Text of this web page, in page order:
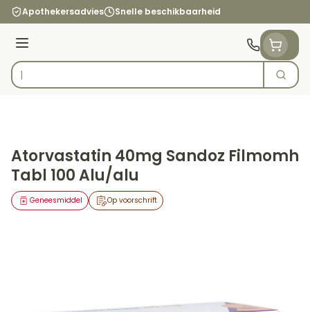
Ga naar de inhoud
Apothekersadvies Snelle beschikbaarheid
Menu
Product, merk, categorie...
Zoek
Atorvastatin 40mg Sandoz Filmomh
Tabl 100 Alu/alu
Op voorschrift
Geneesmiddel